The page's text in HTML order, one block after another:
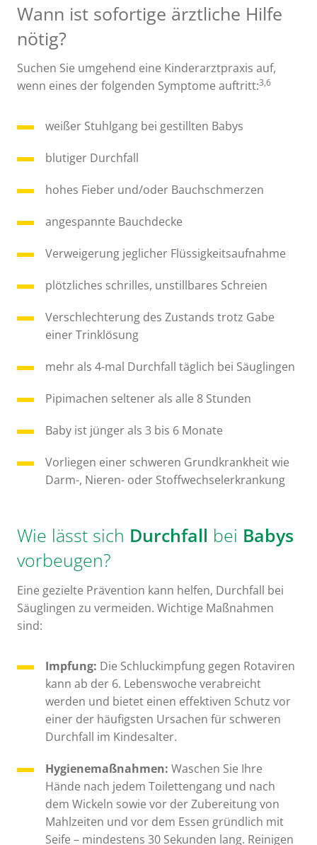
Wann ist sofortige ärztliche Hilfe
nötig?
Suchen Sie umgehend eine Kinderarztpraxis auf,
wenn eines der folgenden Symptome auftritt:3,6
weißer Stuhlgang bei gestillten Babys
blutiger Durchfall
hohes Fieber und/oder Bauchschmerzen
angespannte Bauchdecke
Verweigerung jeglicher Flüssigkeitsaufnahme
plötzliches schrilles, unstillbares Schreien
Verschlechterung des Zustands trotz Gabe
einer Trinklösung
mehr als 4-mal Durchfall täglich bei Säuglingen
Pipimachen seltener als alle 8 Stunden
Baby ist jünger als 3 bis 6 Monate
Vorliegen einer schweren Grundkrankheit wie
Darm-, Nieren- oder Stoffwechselerkrankung
Wie lässt sich Durchfall bei Babys
vorbeugen?
Eine gezielte Prävention kann helfen, Durchfall bei
Säuglingen zu vermeiden. Wichtige Maßnahmen
sind:
Impfung: Die Schluckimpfung gegen Rotaviren
kann ab der 6. Lebenswoche verabreicht
werden und bietet einen effektiven Schutz vor
einer der häufigsten Ursachen für schweren
Durchfall im Kindesalter.
Hygienemaßnahmen: Waschen Sie Ihre
Hände nach jedem Toilettengang und nach
dem Wickeln sowie vor der Zubereitung von
Mahlzeiten und vor dem Essen gründlich mit
Seife – mindestens 30 Sekunden lang. Reinigen